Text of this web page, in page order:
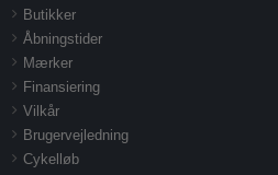
Butikker
Åbningstider
Mærker
Finansiering
Vilkår
Brugervejledning
Cykelløb